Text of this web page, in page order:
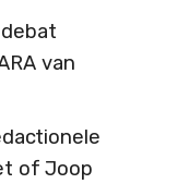
van
of Joop